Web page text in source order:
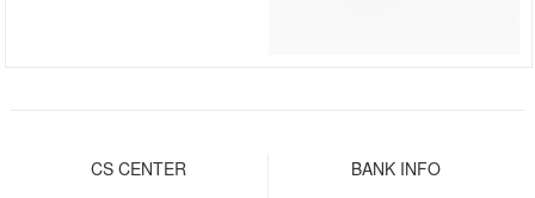
CS CENTER BANK INFO